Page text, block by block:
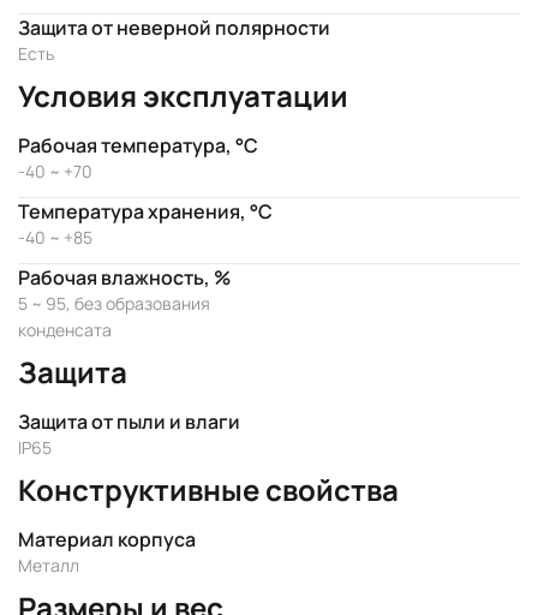
Защита от неверной полярности
Есть
Условия эксплуатации
Рабочая температура, °C
-40 ~ +70
Температура хранения, °C
-40 ~ +85
Рабочая влажность, %
5 ~ 95, без образования
конденсата
Защита
Защита от пыли и влаги
IP65
Конструктивные свойства
Материал корпуса
Металл